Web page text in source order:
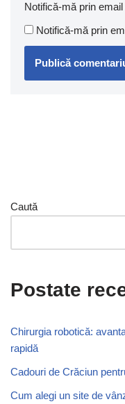
Notifică-mă prin
Notifică-mă prin
Caută
Postate
Chirurgia robotică:
rapidă
Cadouri de Crăciun
Cum alegi un site de